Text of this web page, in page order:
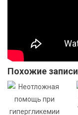
Похожие записи